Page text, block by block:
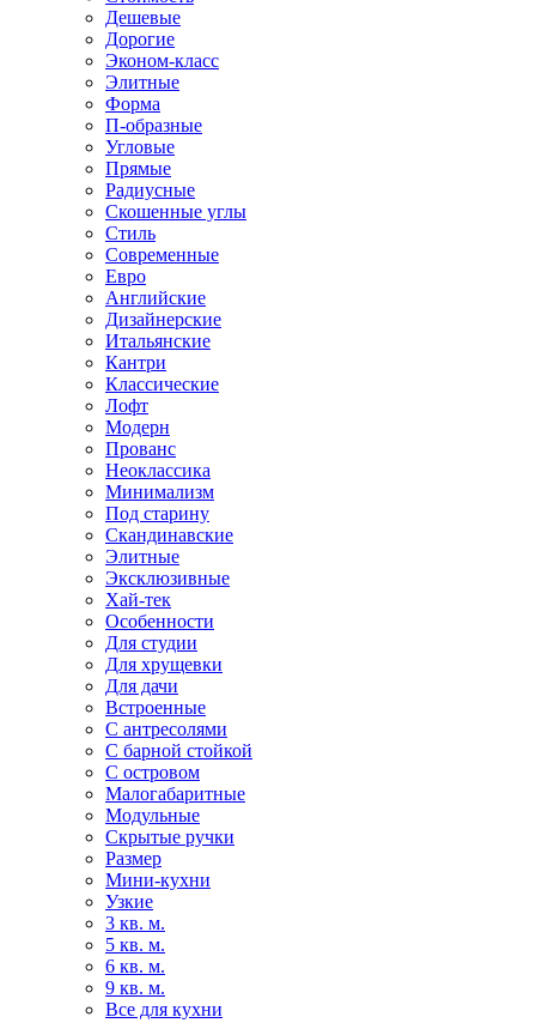
Дешевые
Дорогие
Эконом-класс
Элитные
Форма
П-образные
Угловые
Прямые
Радиусные
Скошенные углы
Стиль
Современные
Евро
Английские
Дизайнерские
Итальянские
Кантри
Классические
Лофт
Модерн
Прованс
Неоклассика
Минимализм
Под старину
Скандинавские
Элитные
Эксклюзивные
Хай-тек
Особенности
Для студии
Для хрущевки
Для дачи
Встроенные
С антресолями
С барной стойкой
С островом
Малогабаритные
Модульные
Скрытые ручки
Размер
Мини-кухни
Узкие
3 кв. м.
5 кв. м.
6 кв. м.
9 кв. м.
Все для кухни